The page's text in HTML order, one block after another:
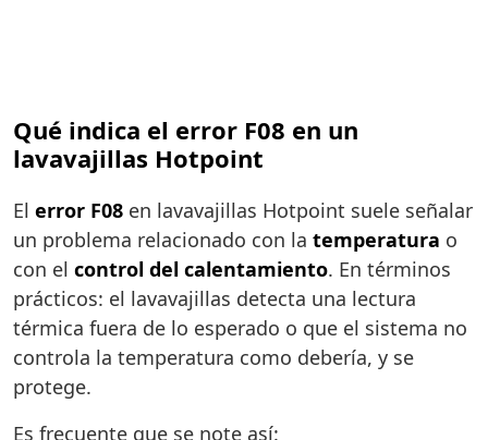
Qué indica el error F08 en un
lavavajillas Hotpoint
El error F08 en lavavajillas Hotpoint suele señalar
un problema relacionado con la temperatura o
con el control del calentamiento. En términos
prácticos: el lavavajillas detecta una lectura
térmica fuera de lo esperado o que el sistema no
controla la temperatura como debería, y se
protege.
Es frecuente que se note así: